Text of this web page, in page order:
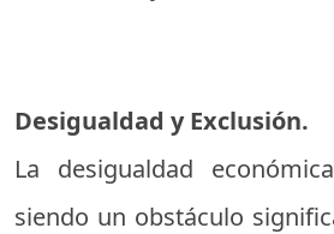
Desigualdad y Exclusión.
La desigualdad
siendo un obstáculo